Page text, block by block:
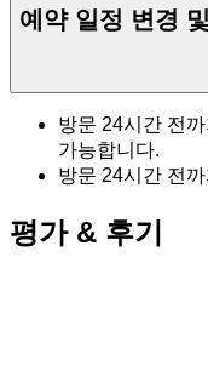
예약 일정 변경
방문 24시간 전
가능합니다.
방문 24시간 전
평가 & 후기